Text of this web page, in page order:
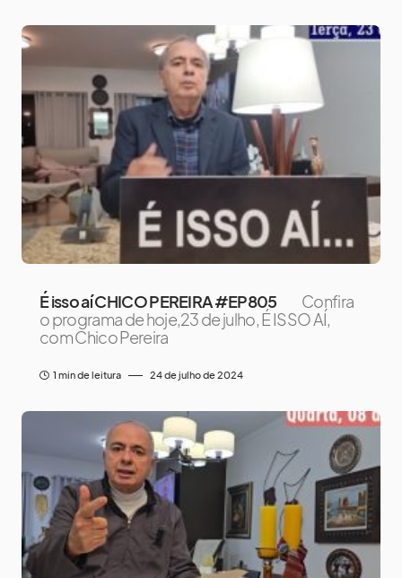
É isso aí CHICO PEREIRA #EP805
Confira
o programa de hoje,23 de julho, É ISSO AÍ,
com Chico Pereira
1 min de leitura 24 de julho de 2024